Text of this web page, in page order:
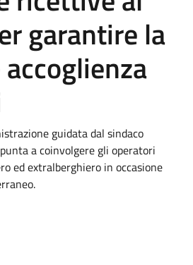
garantire la
guidata dal sindaco
a coinvolgere gli operatori
ed extralberghiero in occasione